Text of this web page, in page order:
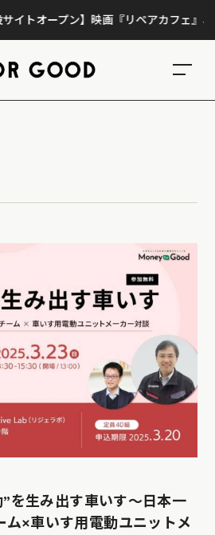
ープン】映画『リペアカフェ』、上映
”を生み出す車いす～日本一
ム×車いす用電動ユニットメ